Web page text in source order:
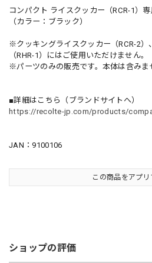
コンパクト ライスクッカー（RCR-1）専
（カラー：ブラック）
※クッキングライスクッカー（RCR-2）
（RHR-1）にはご使用いただけません。
※パーツのみの販売です。本体は含みま
■詳細はこちら（ブランドサイトへ）
https://recolte-jp.com/products/
JAN：9100106
この商品をアプリ
ショップの評価